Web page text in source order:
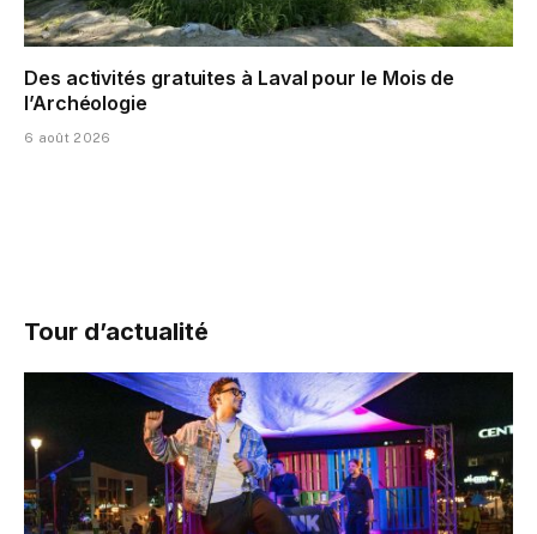
Des activités gratuites à Laval pour le Mois de
l’Archéologie
6 août 2026
Tour d’actualité